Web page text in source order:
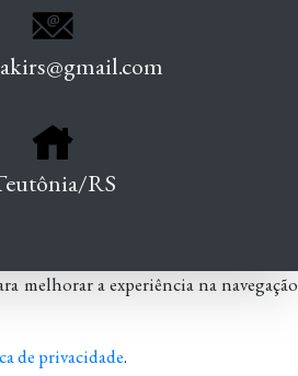
RS
melhorar a experiência na navegação
de privacidade.